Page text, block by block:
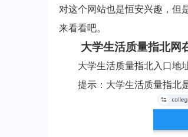
对这个网站也是恒安兴趣，但
来看看吧。
大学生活质量指北网
大学生活质量指北入口地
提示：大学生活质量指北